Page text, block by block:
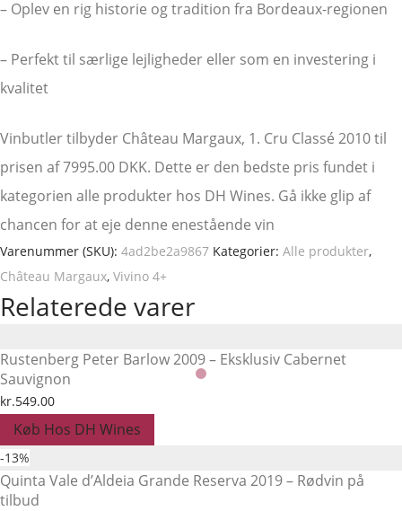
– Oplev en rig historie og tradition fra Bordeaux-regionen
– Perfekt til særlige lejligheder eller som en investering i
kvalitet
Vinbutler tilbyder Château Margaux, 1. Cru Classé 2010 til
prisen af 7995.00 DKK. Dette er den bedste pris fundet i
kategorien alle produkter hos DH Wines. Gå ikke glip af
chancen for at eje denne enestående vin
Varenummer (SKU): 4ad2be2a9867 Kategorier: Alle produkter,
Château Margaux, Vivino 4+
Relaterede varer
Rustenberg Peter Barlow 2009 – Eksklusiv Cabernet
Sauvignon
kr.549.00
Køb Hos DH Wines
-13%
Quinta Vale d’Aldeia Grande Reserva 2019 – Rødvin på
tilbud